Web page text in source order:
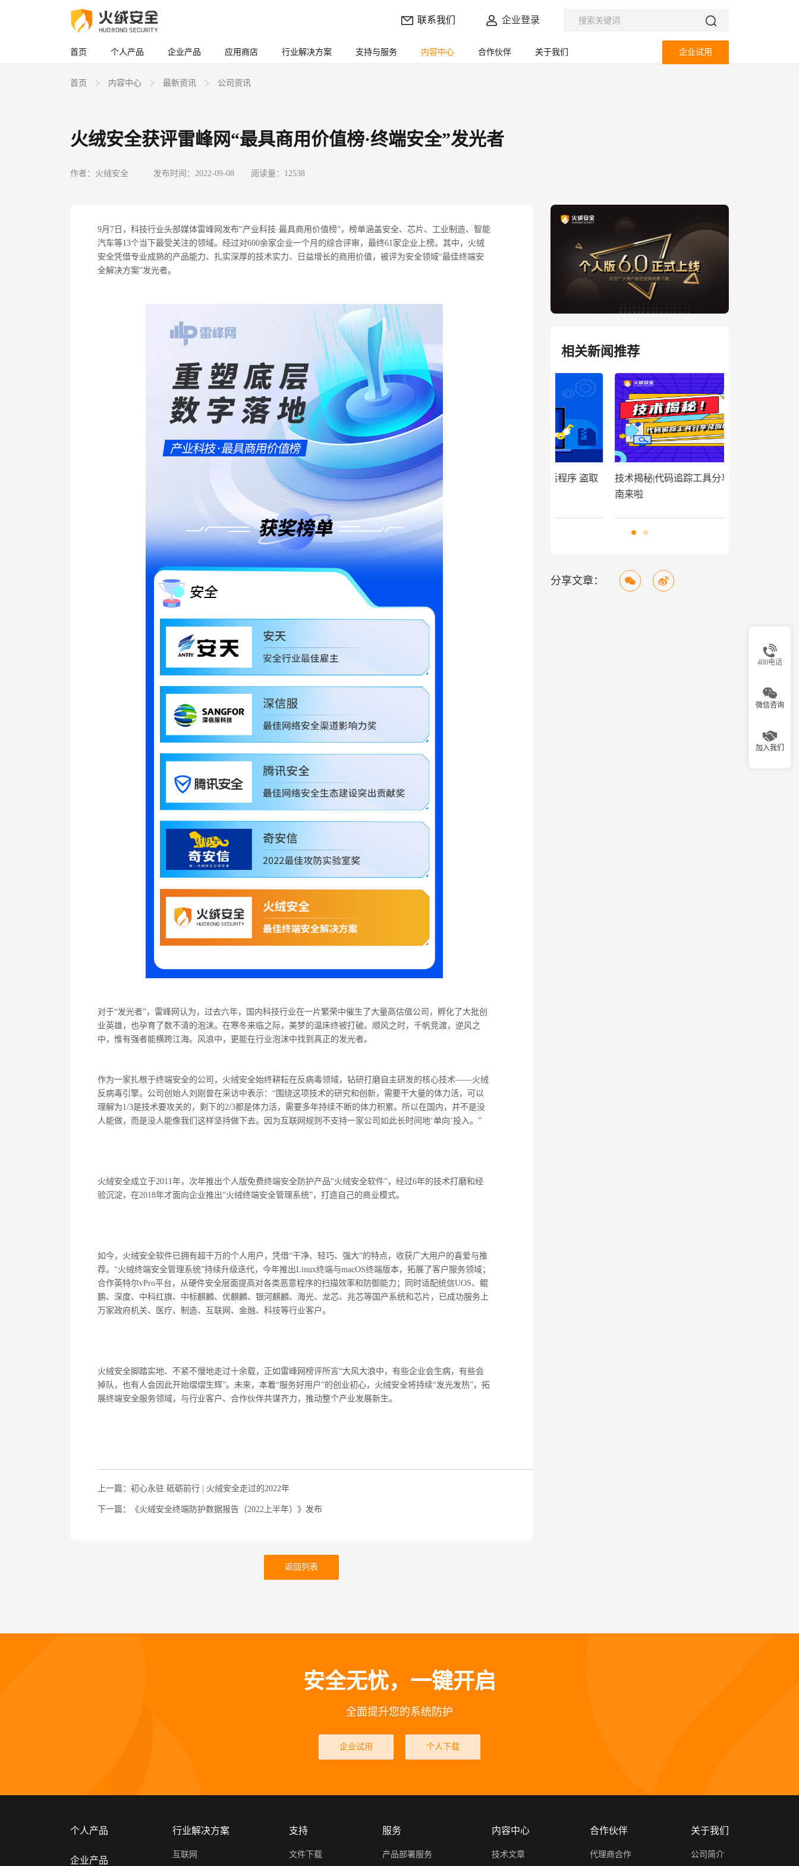
联系我们 企业登录
首页 个人产品 企业产品 应用商店 行业解决方案 支持与服务 内容中心 合作伙伴 关于我们 企业试用
400电话
微信咨询
加入我们
首页 内容中心 最新资讯 公司资讯
火绒安全获评雷峰网“最具商用价值榜·终端安全”发光者
作者：火绒安全 发布时间：2022-09-08 阅读量：12538
9月 7日，科技行业头部媒体雷峰网发布“产业科技·最具商用价值榜”，榜单涵盖安全、芯片、工业制造、智能
汽车等13个当下最受关注的领域。经过对600余家企业一个月的综合评审，最终61家企业上榜。其中，火绒
安全凭借专业成熟的产品能力、扎实深厚的技术实力、日益增长的商用价值，被评为安全领域“最佳终端安
全解决方案”发光者。
对于“发光者”，雷峰网认为，过去六年，国内科技行业在一片繁荣中催生了大量高估值公司，孵化了大批创
业英雄，也孕育了数不清的泡沫。在寒冬来临之际，美梦的温床终被打破。顺风之时，千帆竞渡，逆风之
中，惟有强者能横跨江海。风浪中，更能在行业泡沫中找到真正的发光者。
作为一家扎根于终端安全的公司，火绒安全始终耕耘在反病毒领域，钻研打磨自主研发的核心技术——火绒
反病毒引擎。公司创始人刘刚曾在采访中表示： “围绕这项技术的研究和创新，需要干大量的体力活，可以
理解为1/3是技术要攻关的，剩下的2/3都是体力活，需要多年持续不断的体力积累。所以在国内，并不是没
人能做，而是没人能像我们这样坚持做下去。因为互联网规则不支持一家公司如此长时间地‘单向’投入。 ”
火绒安全成立于2011年，次年推出个人版免费终端安全防护产品“火绒安全软件”，经过6年的技术打磨和经
验沉淀，在2018年才面向企业推出“火绒终端安全管理系统”，打造自己的商业模式。
如今，火绒安全软件已拥有超千万的个人用户，凭借“干净、轻巧、强大”的特点，收获广大用户的喜爱与推
荐。 “火绒终端安全管理系统”持续升级迭代，今年推出Linux终端与macOS终端版本，拓展了客户服务领域；
合作英特尔vPro平台，从硬件安全层面提高对各类恶意程序的扫描效率和防御能力；同时适配统信UOS、鲲
鹏、深度、中科红旗、中标麒麟、优麒麟、银河麒麟、海光、龙芯、兆芯等国产系统和芯片，已成功服务上
万家政府机关、医疗、制造、互联网、金融、科技等行业客户。
火绒安全脚踏实地、不紧不慢地走过十余载，正如雷峰网榜评所言“大风大浪中，有些企业会生病，有些会
掉队，也有人会因此开始熠熠生辉”。未来，本着“服务好用户”的创业初心，火绒安全将持续“发光发热”，拓
展终端安全服务领域，与行业客户、合作伙伴共谋齐力，推动整个产业发展新生。
上一篇：初心永驻 砥砺前行 | 火绒安全走过的2022年
下一篇：《火绒安全终端防护数据报告（2022上半年）》发布
返回列表
相关新闻推荐
窃密病毒伪装Windows激活程序 盗取
用户资金
技术揭秘|代码追踪工具分享及应用指
分享文章：
安全无忧，一键开启
全面提升您的系统防护
企业试用 个人下载
个人产品
企业产品
行业解决方案
互联网
支持
文件下载
服务
产品部署服务
内容中心
技术文章
合作伙伴
代理商合作
关于我们
公司简介